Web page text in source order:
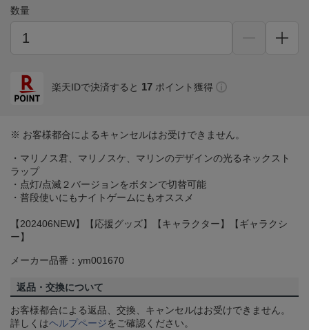
数量
楽天IDで決済すると 17 ポイント獲得
※ お客様都合によるキャンセルはお受けできません。
・マリノス君、マリノスケ、マリンのデザインの光るネックスト
ラップ
・点灯/点滅２バージョンをボタンで切替可能
・普段使いにもナイトゲームにもオススメ
【202406NEW】【応援グッズ】【キャラクター】【ギャラクシ
ー】
メーカー品番：ym001670
返品・交換について
お客様都合による返品、交換、キャンセルはお受けできません。
詳しくはヘルプページをご確認ください。